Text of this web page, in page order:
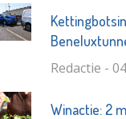
Redactie -
Winactie: 2